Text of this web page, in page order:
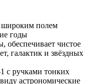
широким полем
годы
обеспечивает чистое
галактик и звёздных
с ручками тонких
астрономические